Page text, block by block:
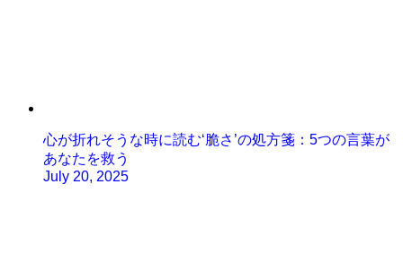
心が折れそうな時に読む‘脆さ’の処方箋：5つの言葉が
あなたを救う
July 20, 2025